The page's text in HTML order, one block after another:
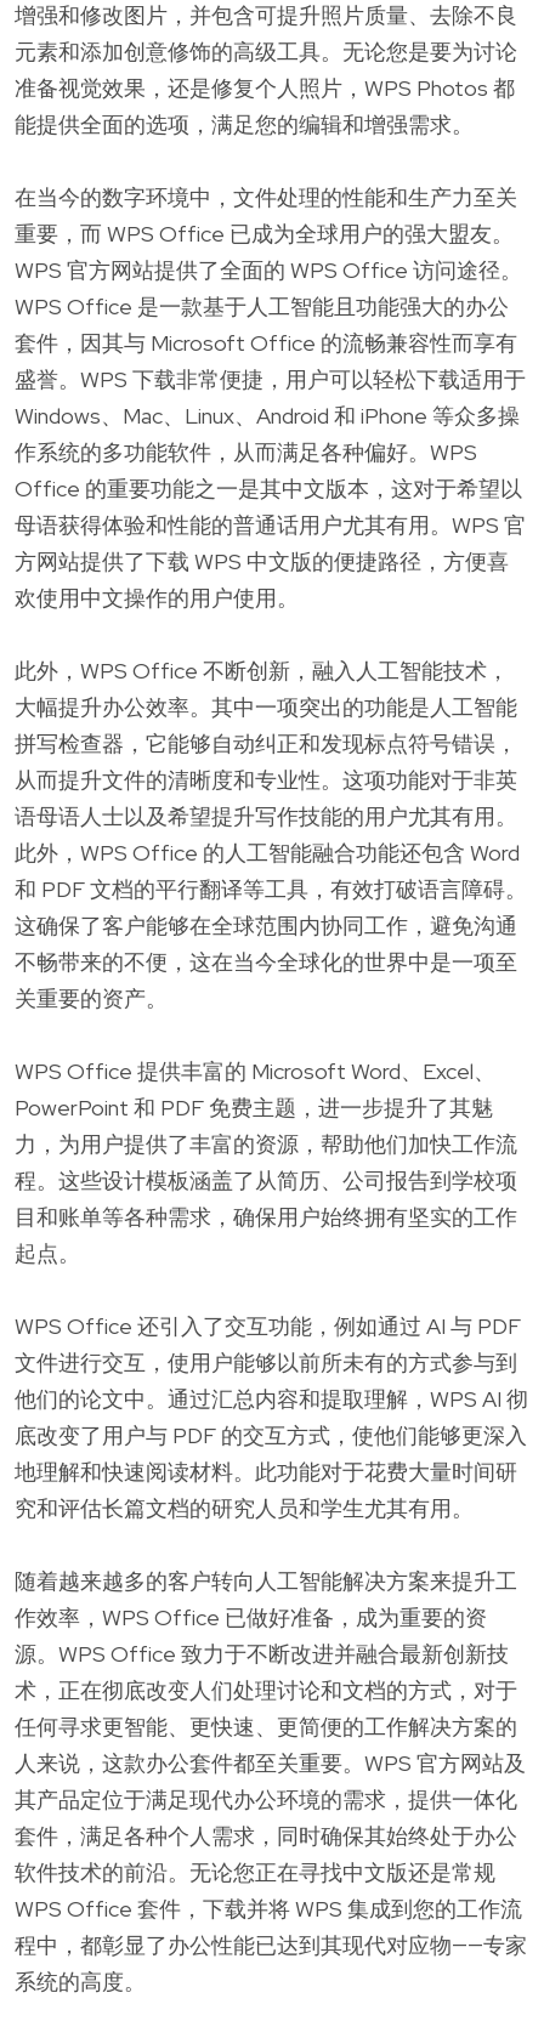
增强和修改图片，并包含可提升照片质量、去除不良
元素和添加创意修饰的高级工具。无论您是要为讨论
准备视觉效果，还是修复个人照片，WPS Photos 都
能提供全面的选项，满足您的编辑和增强需求。
在当今的数字环境中，文件处理的性能和生产力至关
重要，而 WPS Office 已成为全球用户的强大盟友。
WPS 官方网站提供了全面的 WPS Office 访问途径。
WPS Office 是一款基于人工智能且功能强大的办公
套件，因其与 Microsoft Office 的流畅兼容性而享有
盛誉。WPS 下载非常便捷，用户可以轻松下载适用于
Windows、Mac、Linux、Android 和 iPhone 等众多操
作系统的多功能软件，从而满足各种偏好。WPS
Office 的重要功能之一是其中文版本，这对于希望以
母语获得体验和性能的普通话用户尤其有用。WPS 官
方网站提供了下载 WPS 中文版的便捷路径，方便喜
欢使用中文操作的用户使用。
此外，WPS Office 不断创新，融入人工智能技术，
大幅提升办公效率。其中一项突出的功能是人工智能
拼写检查器，它能够自动纠正和发现标点符号错误，
从而提升文件的清晰度和专业性。这项功能对于非英
语母语人士以及希望提升写作技能的用户尤其有用。
此外，WPS Office 的人工智能融合功能还包含 Word
和 PDF 文档的平行翻译等工具，有效打破语言障碍。
这确保了客户能够在全球范围内协同工作，避免沟通
不畅带来的不便，这在当今全球化的世界中是一项至
关重要的资产。
WPS Office 提供丰富的 Microsoft Word、Excel、
PowerPoint 和 PDF 免费主题，进一步提升了其魅
力，为用户提供了丰富的资源，帮助他们加快工作流
程。这些设计模板涵盖了从简历、公司报告到学校项
目和账单等各种需求，确保用户始终拥有坚实的工作
起点。
WPS Office 还引入了交互功能，例如通过 AI 与 PDF
文件进行交互，使用户能够以前所未有的方式参与到
他们的论文中。通过汇总内容和提取理解，WPS AI 彻
底改变了用户与 PDF 的交互方式，使他们能够更深入
地理解和快速阅读材料。此功能对于花费大量时间研
究和评估长篇文档的研究人员和学生尤其有用。
随着越来越多的客户转向人工智能解决方案来提升工
作效率，WPS Office 已做好准备，成为重要的资
源。WPS Office 致力于不断改进并融合最新创新技
术，正在彻底改变人们处理讨论和文档的方式，对于
任何寻求更智能、更快速、更简便的工作解决方案的
人来说，这款办公套件都至关重要。WPS 官方网站及
其产品定位于满足现代办公环境的需求，提供一体化
套件，满足各种个人需求，同时确保其始终处于办公
软件技术的前沿。无论您正在寻找中文版还是常规
WPS Office 套件，下载并将 WPS 集成到您的工作流
程中，都彰显了办公性能已达到其现代对应物——专家
系统的高度。